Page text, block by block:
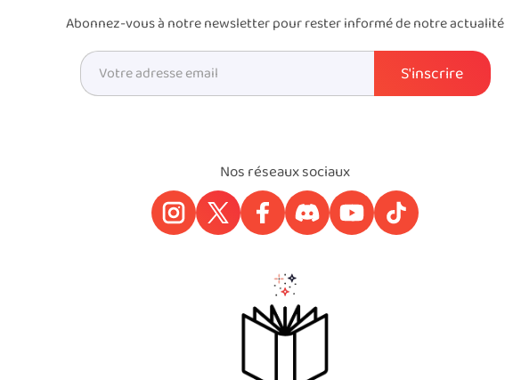
Abonnez-vous à notre newsletter pour rester informé de notre actualité
Nos réseaux sociaux